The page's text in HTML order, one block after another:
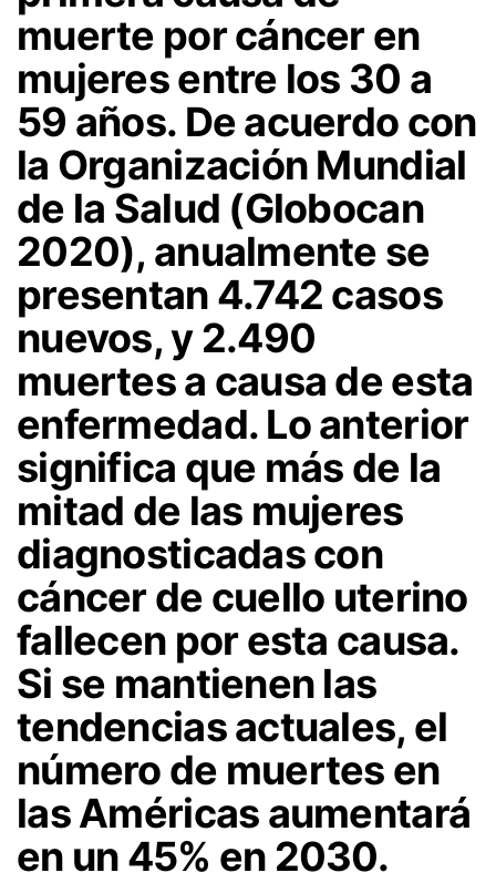
muerte por cáncer en
mujeres entre los 30 a
59 años. De acuerdo con
la Organización Mundial
de la Salud (Globocan
2020), anualmente se
presentan 4.742 casos
nuevos, y 2.490
muertes a causa de esta
enfermedad. Lo anterior
significa que más de la
mitad de las mujeres
diagnosticadas con
cáncer de cuello uterino
fallecen por esta causa.
Si se mantienen las
tendencias actuales, el
número de muertes en
las Américas aumentará
en un 45% en 2030.